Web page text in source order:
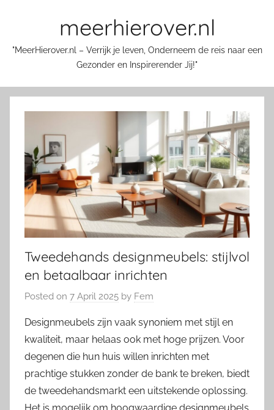
meerhierover.nl
"MeerHierover.nl – Verrijk je leven, Onderneem de reis naar een
Gezonder en Inspirerender Jij!"
Tweedehands designmeubels: stijlvol
en betaalbaar inrichten
Posted on 7 April 2025 by Fem
Designmeubels zijn vaak synoniem met stijl en
kwaliteit, maar helaas ook met hoge prijzen. Voor
degenen die hun huis willen inrichten met
prachtige stukken zonder de bank te breken, biedt
de tweedehandsmarkt een uitstekende oplossing.